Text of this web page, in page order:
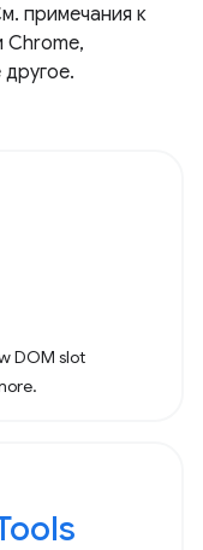
примечания к
Chrome,
DOM slot